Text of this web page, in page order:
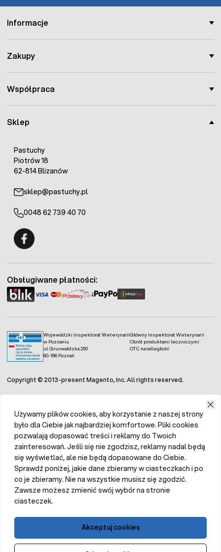
Sklep
Pastuchy
Piotrów 18
62-814 Blizanów
sklep@pastuchy.pl
0048 62 739 40 70
Informacje
Zakupy
Współpraca
Wojewódzki Inspektorat Weterynarii
w Poznaniu
ul. Grunwaldzka 250
60-166 Poznań
Główny Inspektorat Weterynarii
Obrót produktami leczniczymi
OTC na odległość
Obsługiwane płatności:
Copyright © 2013-present Magento, Inc. All rights reserved.
Używamy plików cookies, aby korzystanie z naszej strony
było dla Ciebie jak najbardziej komfortowe. Pliki cookies
pozwalają dopasować treści i reklamy do Twoich
zainteresowań. Jeśli się nie zgodzisz, reklamy nadal będą
się wyświetlać, ale nie będą dopasowane do Ciebie.
Sprawdź poniżej, jakie dane zbieramy w ciasteczkach i po
co je zbieramy. Nie na wszystkie musisz się zgodzić.
Zawsze możesz zmienić swój wybór na stronie
ciasteczek.
Akceptuj cookies